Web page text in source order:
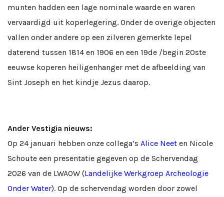
munten hadden een lage nominale waarde en waren
vervaardigd uit koperlegering. Onder de overige objecten
vallen onder andere op een zilveren gemerkte lepel
daterend tussen 1814 en 1906 en een 19de /begin 20ste
eeuwse koperen heiligenhanger met de afbeelding van
Sint Joseph en het kindje Jezus daarop.
Ander Vestigia nieuws:
Op 24 januari hebben onze collega’s Alice Neet en Nicole
Schoute een presentatie gegeven op de Schervendag
2026 van de LWAOW (Landelijke Werkgroep Archeologie
Onder Water). Op de schervendag worden door zowel